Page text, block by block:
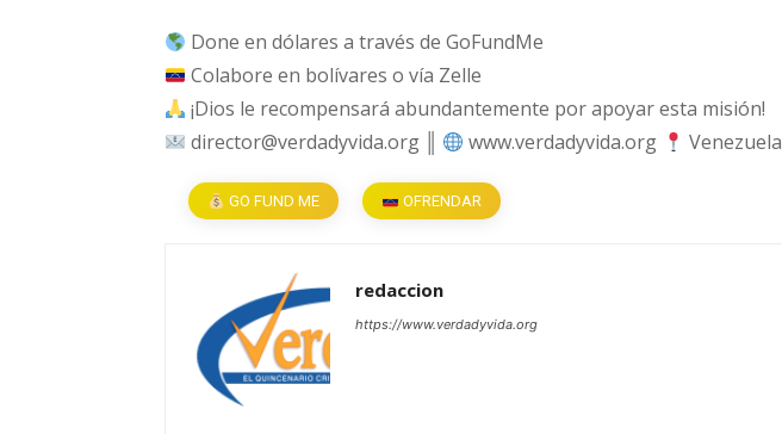
Done en dólares a través de GoFundMe
Colabore en bolívares o vía Zelle
¡Dios le recompensará abundantemente por apoyar esta misión!
director@verdadyvida.org ║
www.verdadyvida.org Venezuela
GO FUND ME OFRENDAR
redaccion
https://www.verdadyvida.org